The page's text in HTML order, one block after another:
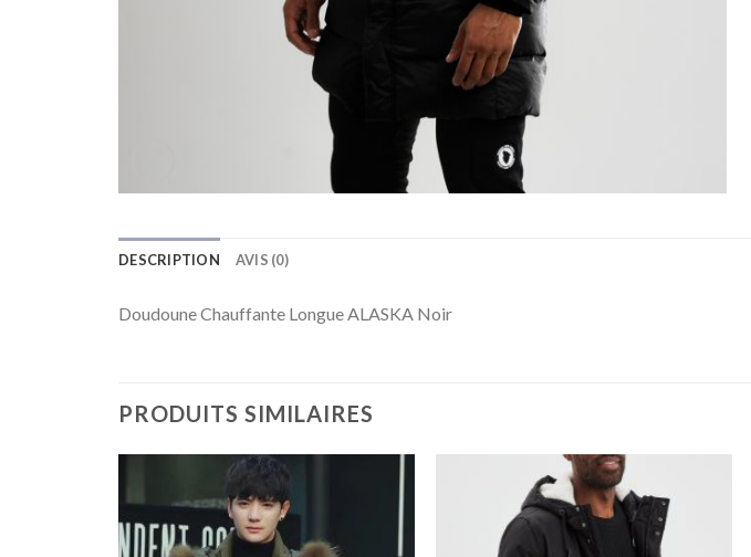
DESCRIPTION AVIS (0)
Doudoune Chauffante Longue ALASKA Noir
PRODUITS SIMILAIRES